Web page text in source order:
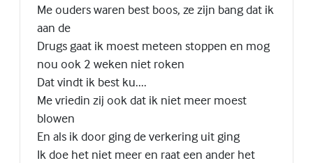
Me ouders waren best boos, ze zijn bang dat ik
aan de
Drugs gaat ik moest meteen stoppen en mog
nou ook 2 weken niet roken
Dat vindt ik best ku....
Me vriedin zij ook dat ik niet meer moest
blowen
En als ik door ging de verkering uit ging
Ik doe het niet meer en raat een ander het